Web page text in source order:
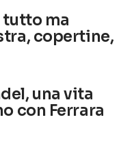
tutto ma
copertine,
una vita
con Ferrara